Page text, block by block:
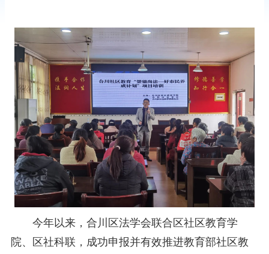
会议预告 | 中国法学会法学期刊研究会2025年年会将在重庆召开 2025-03-12
关于开展第十一届“全国杰出青年法学家”评选表彰活动的通知 2026-03-18
研究阐释党的二十届四中全会和中央全面依法治国工作会议精神专项课题立项公示公告 2026-02-28
关于研究阐释党的二十届四中全会和中央全面依法治国工作会议精神专项课题申报工作的通知 2025-12-07
第七届“中国—东盟法治论坛”11月20日至22日在渝举办 2025-11-18
重庆市法学会数字法学研究会学术年会拟于11月14日召开 2025-10-28
中共重庆市委 重庆市人民政府 关于深入开展向“时代楷模”重庆检察未成年人保护工作团队代表学习活动的决定 2025-10-09
中央政法委印发通知要求学习宣传重庆检察未成年人保护工作团队代表先进事迹 2025-09-30
关于学习运用普法专栏节目《说法》的通知 2025-09-08
第二十届西部法治论坛暨法治宁夏论坛拟获奖论文公示 2025-09-07
征稿启事 2025-08-28
中国法学会2025年度部级法学研究课题立项公告 2025-07-20
中国法学会2025年度部级法学研究课题立项公示公告 2025-07-08
重庆市法学会第五期法学研究立项课题名单公布 2025-05-20
关于开展“2025年青年普法志愿者法治文化基层行”活动的通知 2025-04-22
今年以来，合川区法学会联合区社区教育学
院、区社科联，成功申报并有效推进教育部社区教